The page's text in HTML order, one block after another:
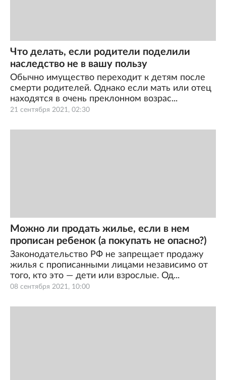
21 сентября 2021, 02:30
Что делать, если родители поделили
наследство не в вашу пользу
Обычно имущество переходит к детям после
смерти родителей. Однако если мать или отец
находятся в очень преклонном возрас...
08 сентября 2021, 10:00
Можно ли продать жилье, если в нем
прописан ребенок (а покупать не опасно?)
Законодательство РФ не запрещает продажу
жилья с прописанными лицами независимо от
того, кто это — дети или взрослые. Од...